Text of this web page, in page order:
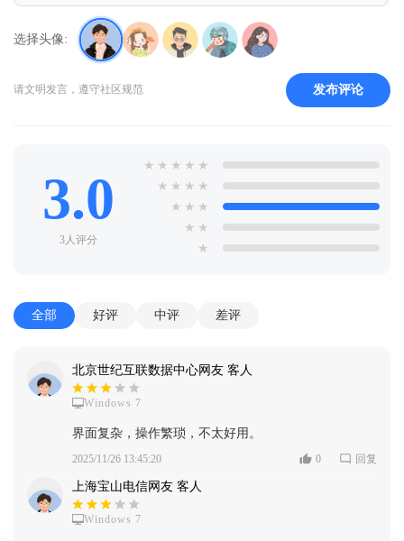
选择头像:
请文明发言，遵守社区规范 发布评论
3.0
3人评分
★ ★ ★ ★ ★
★ ★ ★ ★
★ ★ ★
★ ★
★
全部 好评 中评 差评
北京世纪互联数据中心网友 客人
Windows 7
界面复杂，操作繁琐，不太好用。
2025/11/26 13:45:20 0 回复
上海宝山电信网友 客人
Windows 7